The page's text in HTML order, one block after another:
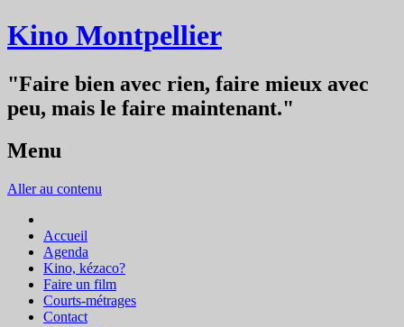
Kino Montpellier
"Faire bien avec rien, faire mieux avec
peu, mais le faire maintenant."
Menu
Aller au contenu
Accueil
Agenda
Kino, kézaco?
Faire un film
Courts-métrages
Contact